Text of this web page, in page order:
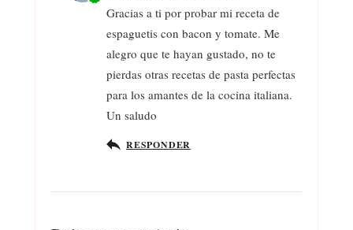
Gracias a ti por probar mi receta de
espaguetis con bacon y tomate. Me
alegro que te hayan gustado, no te
pierdas otras recetas de pasta perfectas
para los amantes de la cocina italiana.
Un saludo
RESPONDER